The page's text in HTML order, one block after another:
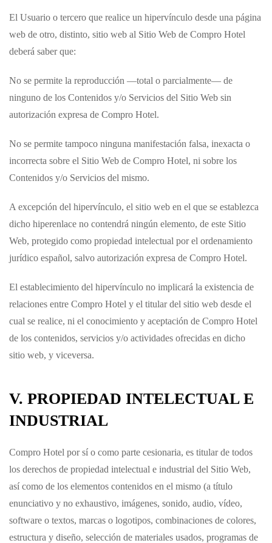
El Usuario o tercero que realice un hipervínculo desde una página
web de otro, distinto, sitio web al Sitio Web de Compro Hotel
deberá saber que:
No se permite la reproducción —total o parcialmente— de
ninguno de los Contenidos y/o Servicios del Sitio Web sin
autorización expresa de Compro Hotel.
No se permite tampoco ninguna manifestación falsa, inexacta o
incorrecta sobre el Sitio Web de Compro Hotel, ni sobre los
Contenidos y/o Servicios del mismo.
A excepción del hipervínculo, el sitio web en el que se establezca
dicho hiperenlace no contendrá ningún elemento, de este Sitio
Web, protegido como propiedad intelectual por el ordenamiento
jurídico español, salvo autorización expresa de Compro Hotel.
El establecimiento del hipervínculo no implicará la existencia de
relaciones entre Compro Hotel y el titular del sitio web desde el
cual se realice, ni el conocimiento y aceptación de Compro Hotel
de los contenidos, servicios y/o actividades ofrecidas en dicho
sitio web, y viceversa.
V. PROPIEDAD INTELECTUAL E
INDUSTRIAL
Compro Hotel por sí o como parte cesionaria, es titular de todos
los derechos de propiedad intelectual e industrial del Sitio Web,
así como de los elementos contenidos en el mismo (a título
enunciativo y no exhaustivo, imágenes, sonido, audio, vídeo,
software o textos, marcas o logotipos, combinaciones de colores,
estructura y diseño, selección de materiales usados, programas de